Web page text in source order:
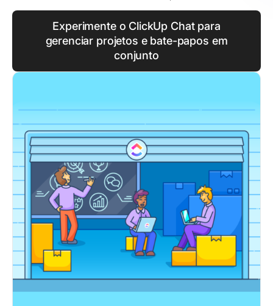
Experimente o ClickUp Chat para
gerenciar projetos e bate-papos em
conjunto